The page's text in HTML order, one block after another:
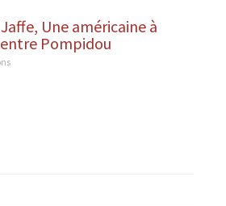
Une américaine à
Pompidou